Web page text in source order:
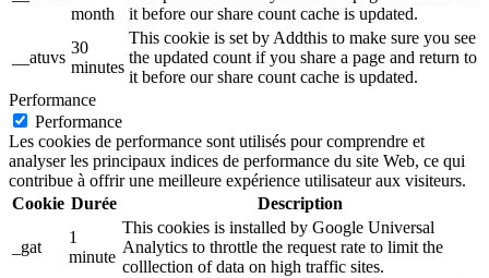
month
it before our share count cache is updated.
__atuvs
30
minutes
This cookie is set by Addthis to make sure you see
the updated count if you share a page and return to
it before our share count cache is updated.
Performance
Performance
Les cookies de performance sont utilisés pour comprendre et
analyser les principaux indices de performance du site Web, ce qui
contribue à offrir une meilleure expérience utilisateur aux visiteurs.
Cookie Durée Description
_gat
1
minute
This cookies is installed by Google Universal
Analytics to throttle the request rate to limit the
colllection of data on high traffic sites.